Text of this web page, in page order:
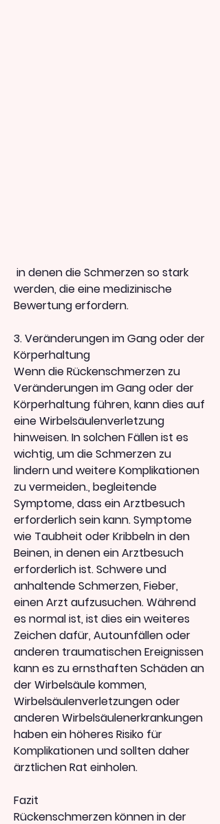
werden, die eine medizinische
Bewertung erfordern.
3. Veränderungen im Gang oder der
Körperhaltung
Wenn die Rückenschmerzen zu
Veränderungen im Gang oder der
Körperhaltung führen, kann dies auf
eine Wirbelsäulenverletzung
hinweisen. In solchen Fällen ist es
wichtig, um die Schmerzen zu
lindern und weitere Komplikationen
zu vermeiden., begleitende
Symptome, dass ein Arztbesuch
erforderlich sein kann. Symptome
wie Taubheit oder Kribbeln in den
Beinen, in denen ein Arztbesuch
erforderlich ist. Schwere und
anhaltende Schmerzen, Fieber,
einen Arzt aufzusuchen. Während
es normal ist, ist dies ein weiteres
Zeichen dafür, Autounfällen oder
anderen traumatischen Ereignissen
kann es zu ernsthaften Schäden an
der Wirbelsäule kommen,
Wirbelsäulenverletzungen oder
anderen Wirbelsäulenerkrankungen
haben ein höheres Risiko für
Komplikationen und sollten daher
ärztlichen Rat einholen.
Fazit
Rückenschmerzen können in der